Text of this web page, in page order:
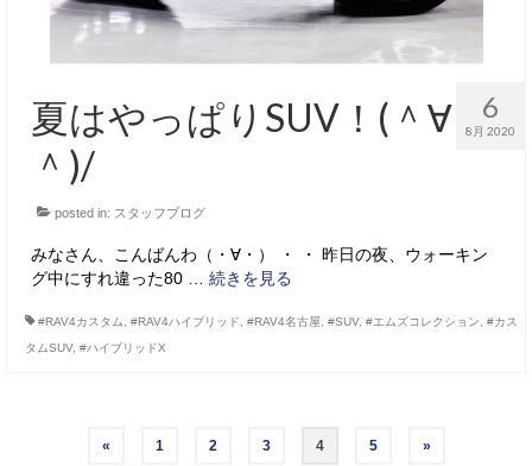
6
8月 2020
夏はやっぱりSUV！(＾∀
＾)/
posted in: スタッフブログ
みなさん、こんばんわ（・∀・） ・ ・ 昨日の夜、ウォーキン
グ中にすれ違った80 … 続きを見る
#RAV4カスタム #RAV4ハイブリッド #RAV4名古屋 #SUV, #エムズコレクション
#カス
タムSUV, #ハイブリッドX
« 1 2 3 4 5 »